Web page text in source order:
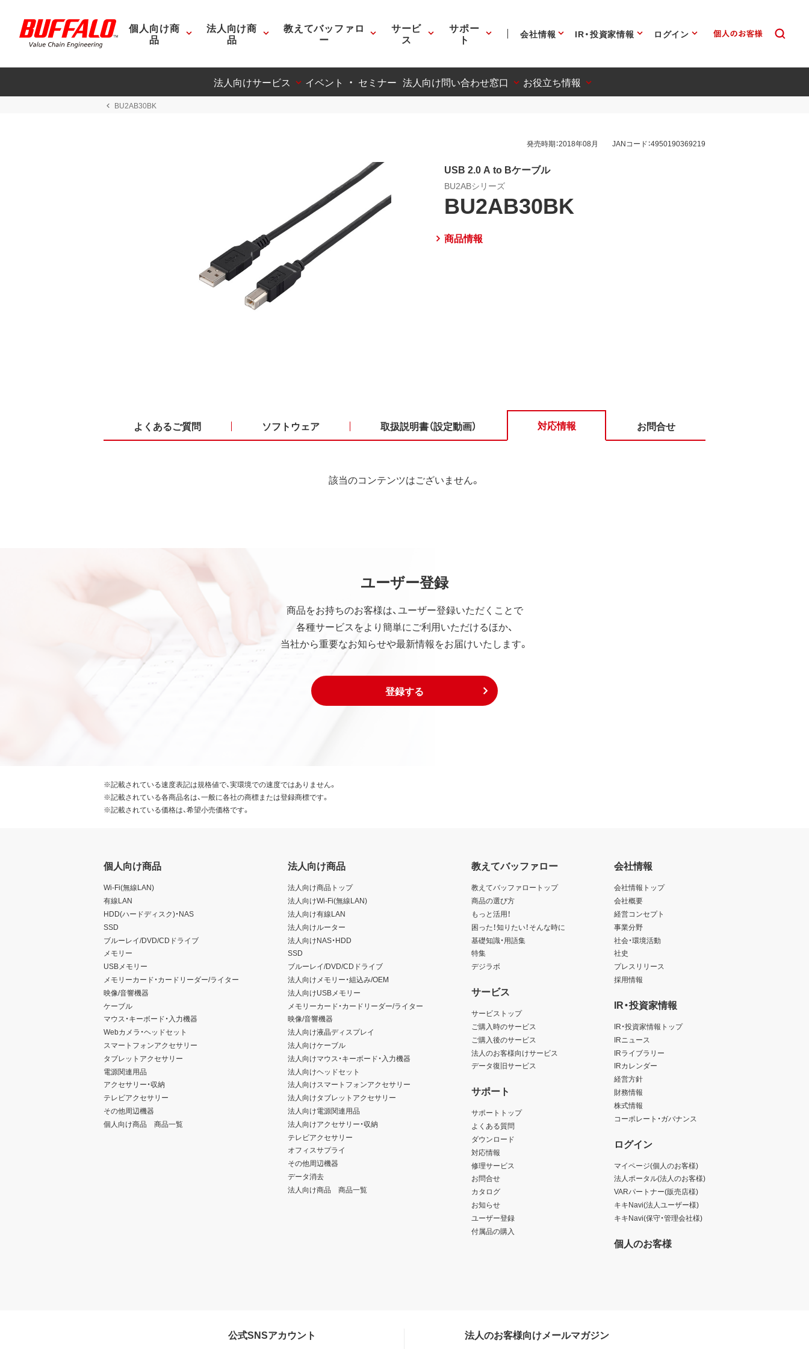
個人向け商
品
法人向け商
品
教えてバッファロ
ー
サービ
ス
サポー
ト 会社情報 IR・投資家情報 ログイン
法人向けサービス イベント ・ セミナー 法人向け問い合わせ窓口 お役立ち情報
BU2AB30BK
発売時期：2018年08月 JANコード：4950190369219
USB 2.0 A to Bケーブル
BU2ABシリーズ
BU2AB30BK
商品情報
よくあるご質問 ソフトウェア 取扱説明書（設定動画） 対応情報 お問合せ
該当のコンテンツはございません。
ユーザー登録
商品をお持ちのお客様は、ユーザー登録いただくことで
各種サービスをより簡単にご利用いただけるほか、
当社から重要なお知らせや最新情報をお届けいたします。
登録する
※記載されている速度表記は規格値で、実環境での速度ではありません。
※記載されている各商品名は、一般に各社の商標または登録商標です。
※記載されている価格は、希望小売価格です。
個人向け商品
Wi-Fi(無線LAN)
有線LAN
HDD(ハードディスク)・NAS
SSD
ブルーレイ/DVD/CDドライブ
メモリー
USBメモリー
メモリーカード・カードリーダー/ライター
映像/音響機器
ケーブル
マウス・キーボード・入力機器
Webカメラ・ヘッドセット
スマートフォンアクセサリー
タブレットアクセサリー
電源関連用品
アクセサリー・収納
テレビアクセサリー
その他周辺機器
個人向け商品 商品一覧
法人向け商品
法人向け商品トップ
法人向けWi-Fi(無線LAN)
法人向け有線LAN
法人向けルーター
法人向けNAS・HDD
SSD
ブルーレイ/DVD/CDドライブ
法人向けメモリー・組込み/OEM
法人向けUSBメモリー
メモリーカード・カードリーダー/ライター
映像/音響機器
法人向け液晶ディスプレイ
法人向けケーブル
法人向けマウス・キーボード・入力機器
法人向けヘッドセット
法人向けスマートフォンアクセサリー
法人向けタブレットアクセサリー
法人向け電源関連用品
法人向けアクセサリー・収納
テレビアクセサリー
オフィスサプライ
その他周辺機器
データ消去
法人向け商品 商品一覧
教えてバッファロー
教えてバッファロートップ
商品の選び方
もっと活用！
困った！知りたい！そんな時に
基礎知識・用語集
特集
デジラボ
サービス
サービストップ
ご購入時のサービス
ご購入後のサービス
法人のお客様向けサービス
データ復旧サービス
サポート
サポートトップ
よくある質問
ダウンロード
対応情報
修理サービス
お問合せ
カタログ
お知らせ
ユーザー登録
付属品の購入
会社情報
会社情報トップ
会社概要
経営コンセプト
事業分野
社会・環境活動
社史
プレスリリース
採用情報
IR・投資家情報
IR・投資家情報トップ
IRニュース
IRライブラリー
IRカレンダー
経営方針
財務情報
株式情報
コーポレート・ガバナンス
ログイン
マイページ(個人のお客様)
法人ポータル(法人のお客様)
VARパートナー(販売店様)
キキNavi(法人ユーザー様)
キキNavi(保守・管理会社様)
個人のお客様
公式SNSアカウント 法人のお客様向けメールマガジン